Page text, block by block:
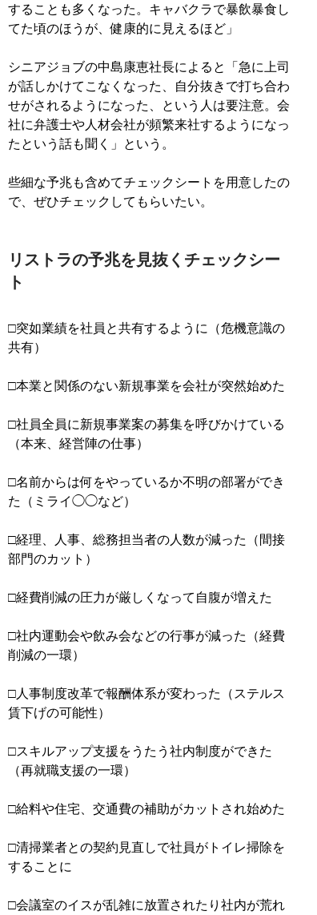
することも多くなった。キャバクラで暴飲暴食し
てた頃のほうが、健康的に見えるほど」
シニアジョブの中島康恵社長によると「急に上司
が話しかけてこなくなった、自分抜きで打ち合わ
せがされるようになった、という人は要注意。会
社に弁護士や人材会社が頻繁来社するようになっ
たという話も聞く」という。
些細な予兆も含めてチェックシートを用意したの
で、ぜひチェックしてもらいたい。
リストラの予兆を見抜くチェックシー
ト
□突如業績を社員と共有するように（危機意識の
共有）
□本業と関係のない新規事業を会社が突然始めた
□社員全員に新規事業案の募集を呼びかけている
（本来、経営陣の仕事）
□名前からは何をやっているか不明の部署ができ
た（ミライ◯◯など）
□経理、人事、総務担当者の人数が減った（間接
部門のカット）
□経費削減の圧力が厳しくなって自腹が増えた
□社内運動会や飲み会などの行事が減った（経費
削減の一環）
□人事制度改革で報酬体系が変わった（ステルス
賃下げの可能性）
□スキルアップ支援をうたう社内制度ができた
（再就職支援の一環）
□給料や住宅、交通費の補助がカットされ始めた
□清掃業者との契約見直しで社員がトイレ掃除を
することに
□会議室のイスが乱雑に放置されたり社内が荒れ